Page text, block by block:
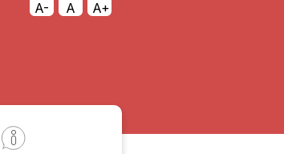
A- A
A+